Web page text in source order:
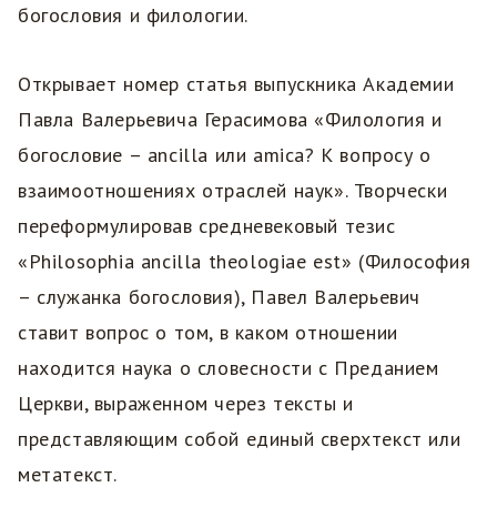
богословия и филологии.
Открывает номер статья выпускника Академии
Павла Валерьевича Герасимова «Филология и
богословие – ancilla или amica? К вопросу о
взаимоотношениях отраслей наук». Творчески
переформулировав средневековый тезис
«Philosophia ancilla theologiae est» (Философия
– служанка богословия), Павел Валерьевич
ставит вопрос о том, в каком отношении
находится наука о словесности с Преданием
Церкви, выраженном через тексты и
представляющим собой единый сверхтекст или
метатекст.